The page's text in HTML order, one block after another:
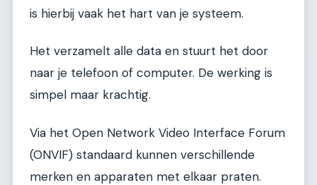
is hierbij vaak het hart van je systeem.
Het verzamelt alle data en stuurt het door
naar je telefoon of computer. De werking is
simpel maar krachtig.
Via het Open Network Video Interface Forum
(ONVIF) standaard kunnen verschillende
merken en apparaten met elkaar praten.